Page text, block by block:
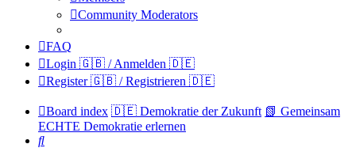
Community Moderators
FAQ
Login 🇬🇧 / Anmelden 🇩🇪
Register 🇬🇧 / Registrieren 🇩🇪
Board index 🇩🇪 Demokratie der Zukunft 📗 Gemeinsam
ECHTE Demokratie erlernen
Search